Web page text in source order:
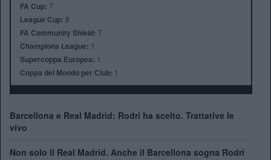
FA Cup: 7
League Cup: 8
FA Community Shield: 7
Champions League: 1
Supercoppa Europea: 1
Coppa del Mondo per Club: 1
Barcellona e Real Madrid: Rodri ha scelto. Trattative le
vivo
Non solo il Real Madrid. Anche il Barcellona sogna Rodri